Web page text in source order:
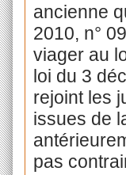
ancienne
2010, n°
viager au
loi du 3
rejoint les
issues de
pas